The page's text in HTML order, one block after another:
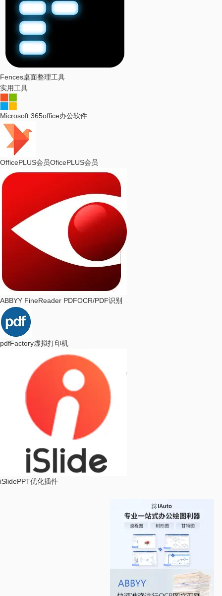
Fences桌面整理工具
实用工具
Microsoft 365office办公软件
OfficePLUS会员OficePLUS会员
ABBYY FineReader PDFOCR/PDF识别
pdfFactory虚拟打印机
iSlidePPT优化插件